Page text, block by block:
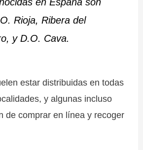
Rioja, Ribera del
y D.O. Cava.
estar distribuidas en todas
y algunas incluso
de comprar en línea y recoger